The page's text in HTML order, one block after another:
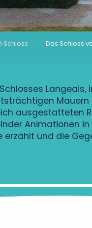
Schloss Das Schloss
ausgestatteten
Animationen
erzählt und die